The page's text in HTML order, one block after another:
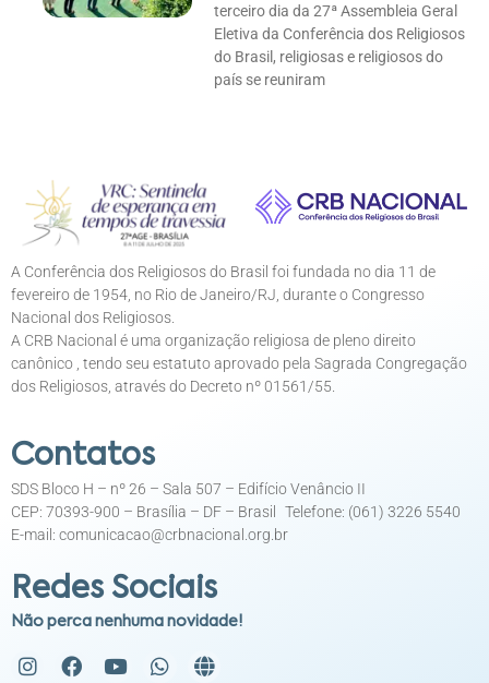
terceiro dia da 27ª Assembleia Geral
Eletiva da Conferência dos Religiosos
do Brasil, religiosas e religiosos do
país se reuniram
A Conferência dos Religiosos do Brasil foi fundada no dia 11 de
fevereiro de 1954, no Rio de Janeiro/RJ, durante o Congresso
Nacional dos Religiosos.
A CRB Nacional é uma organização religiosa de pleno direito
canônico , tendo seu estatuto aprovado pela Sagrada Congregação
dos Religiosos, através do Decreto nº 01561/55.
Contatos
SDS Bloco H – nº 26 – Sala 507 – Edifício Venâncio II
CEP: 70393-900 – Brasília – DF – Brasil Telefone: (061) 3226 5540
E-mail: comunicacao@crbnacional.org.br
Redes Sociais
Não perca nenhuma novidade!